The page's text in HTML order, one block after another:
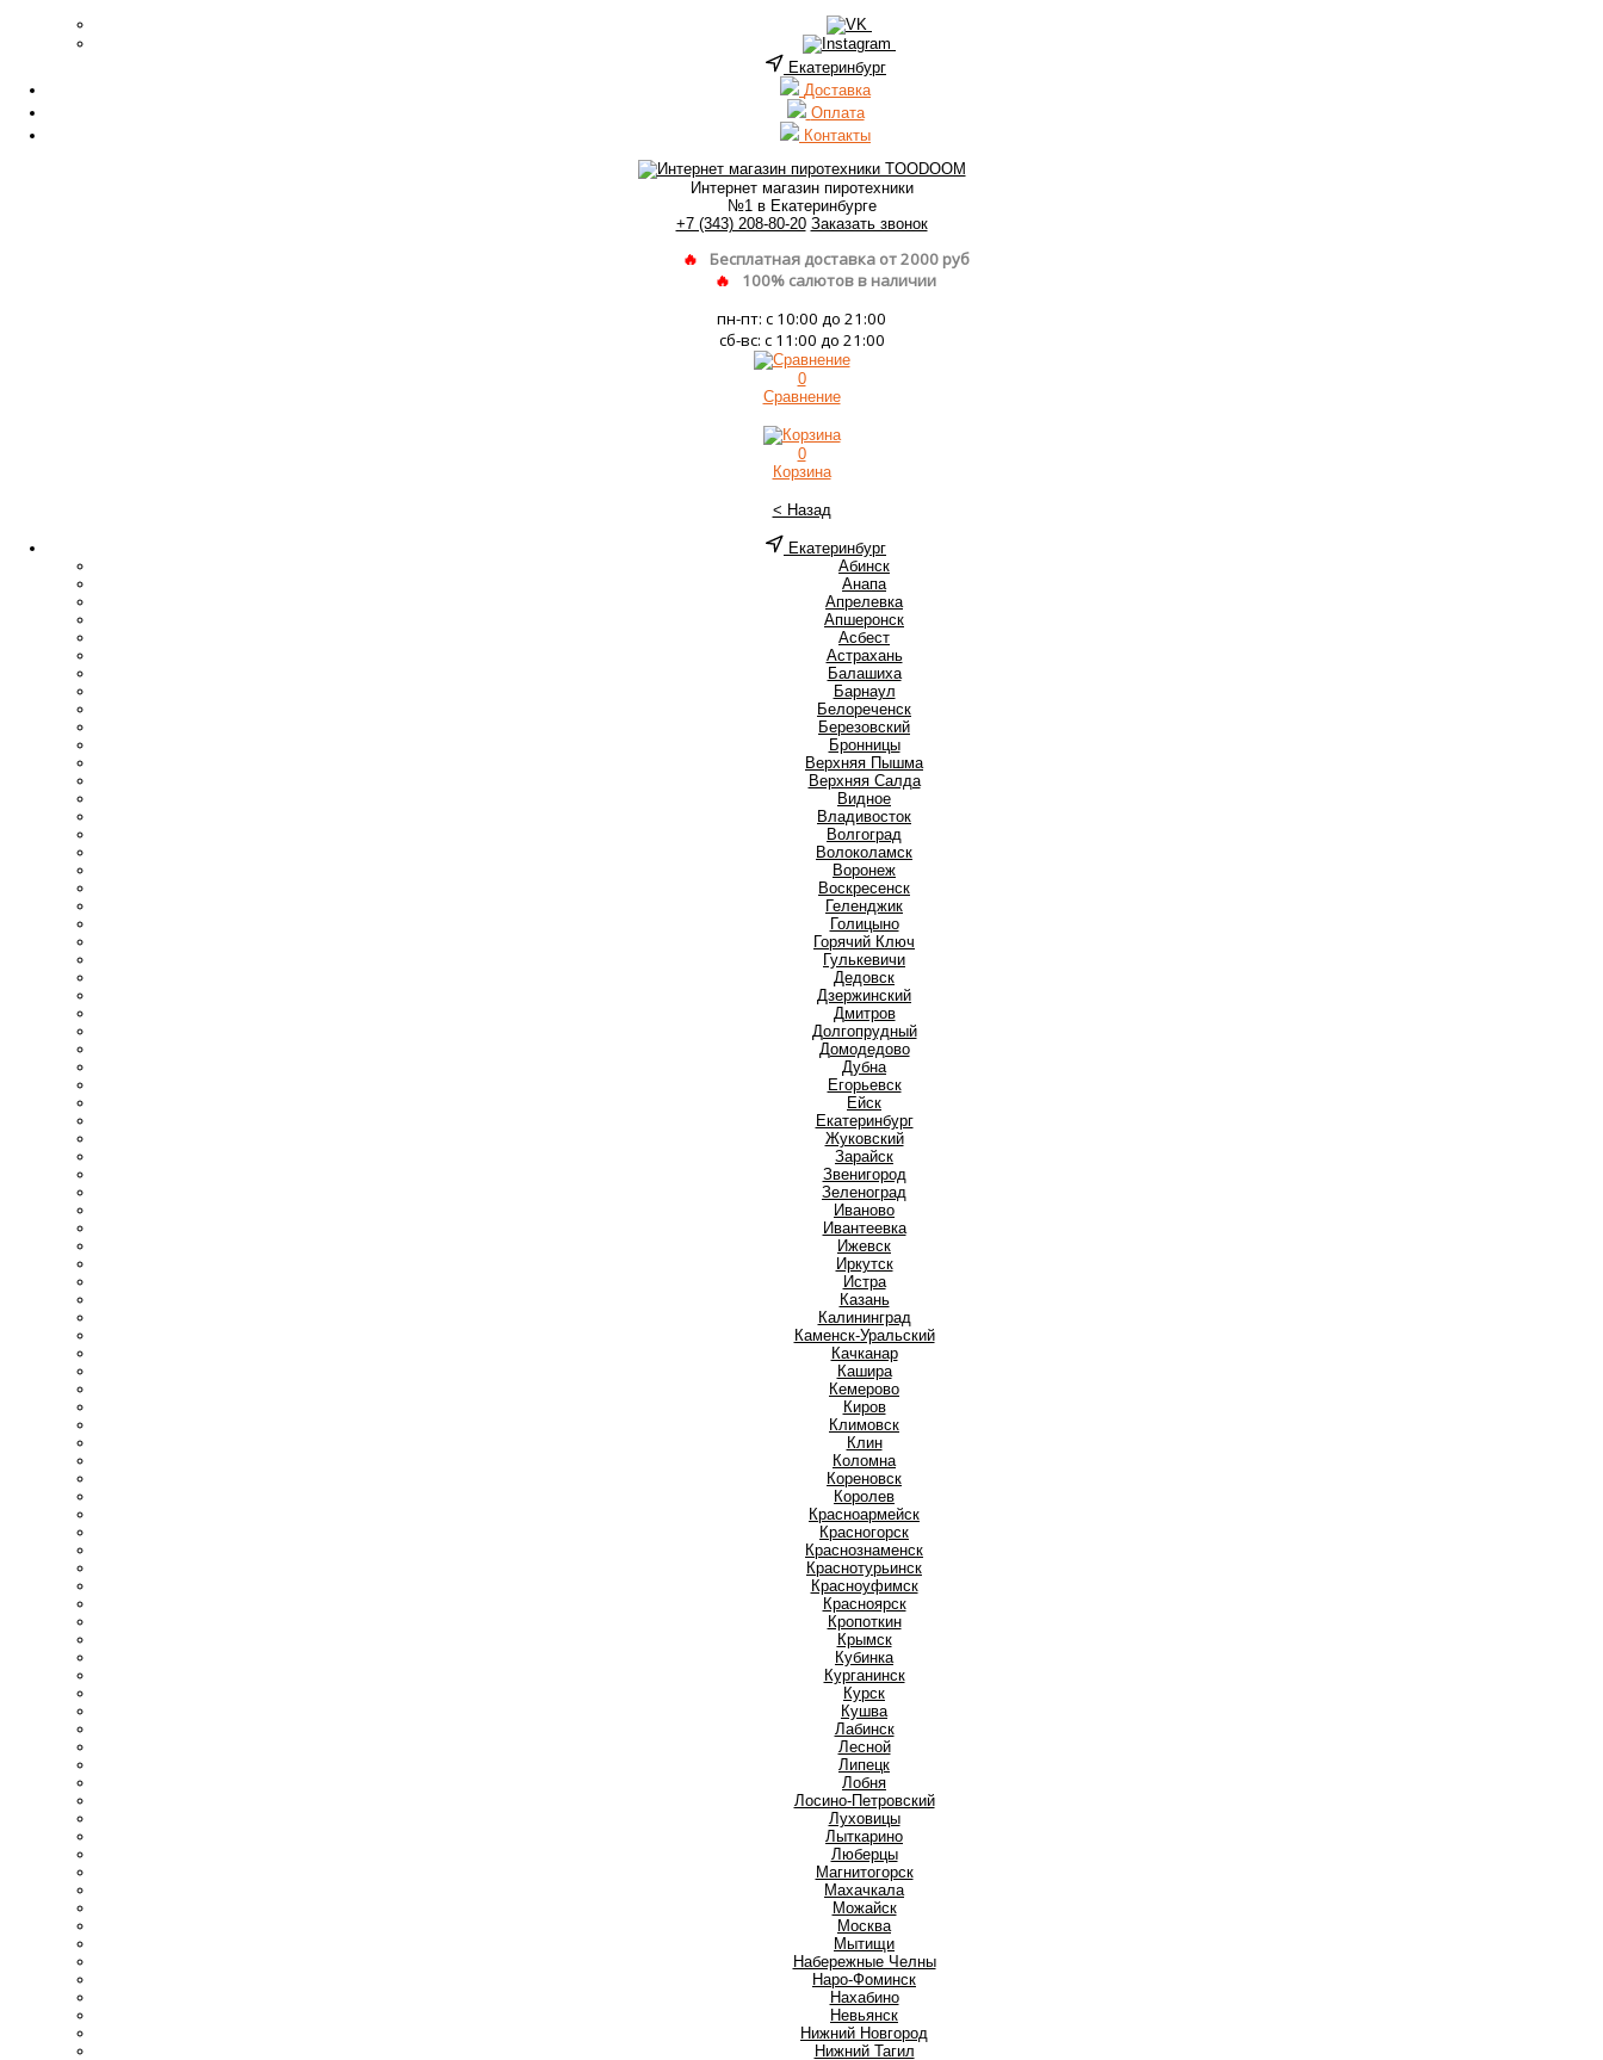
Екатеринбург
Доставка
Оплата
Контакты
Интернет магазин пиротехники
№1 в Екатеринбурге
+7 (343) 208-80-20 Заказать звонок
Бесплатная доставка от 2000 руб
100% салютов в наличии
пн-пт: с 10:00 до 21:00
сб-вс: с 11:00 до 21:00
0
Сравнение
0
Корзина
< Назад
Екатеринбург
Абинск
Анапа
Апрелевка
Апшеронск
Асбест
Астрахань
Балашиха
Барнаул
Белореченск
Березовский
Бронницы
Верхняя Пышма
Верхняя Салда
Видное
Владивосток
Волгоград
Волоколамск
Воронеж
Воскресенск
Геленджик
Голицыно
Горячий Ключ
Гулькевичи
Дедовск
Дзержинский
Дмитров
Долгопрудный
Домодедово
Дубна
Егорьевск
Ейск
Екатеринбург
Жуковский
Зарайск
Звенигород
Зеленоград
Иваново
Ивантеевка
Ижевск
Иркутск
Истра
Казань
Калининград
Каменск-Уральский
Качканар
Кашира
Кемерово
Киров
Климовск
Клин
Коломна
Кореновск
Королев
Красноармейск
Красногорск
Краснознаменск
Краснотурьинск
Красноуфимск
Красноярск
Кропоткин
Крымск
Кубинка
Курганинск
Курск
Кушва
Лабинск
Лесной
Липецк
Лобня
Лосино-Петровский
Луховицы
Лыткарино
Люберцы
Магнитогорск
Махачкала
Можайск
Москва
Мытищи
Набережные Челны
Наро-Фоминск
Нахабино
Невьянск
Нижний Новгород
Нижний Тагил